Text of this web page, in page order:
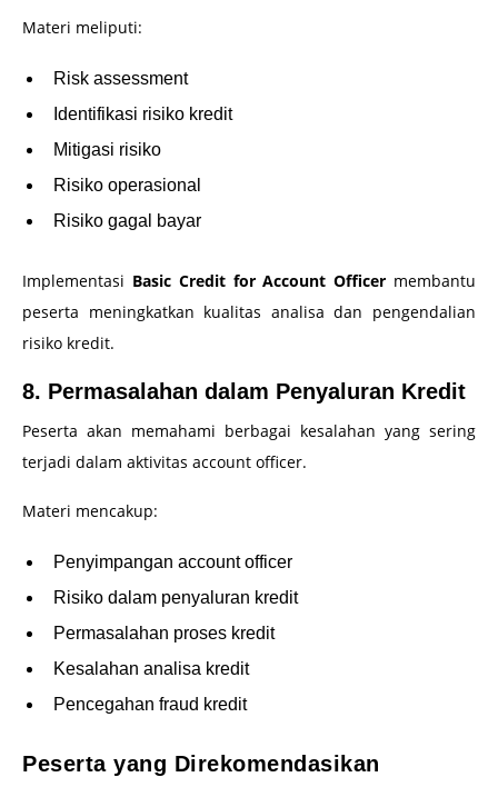
Materi meliputi:
Risk assessment
Identifikasi risiko kredit
Mitigasi risiko
Risiko operasional
Risiko gagal bayar
Implementasi Basic Credit for Account Officer membantu
peserta meningkatkan kualitas analisa dan pengendalian
risiko kredit.
8. Permasalahan dalam Penyaluran Kredit
Peserta akan memahami berbagai kesalahan yang sering
terjadi dalam aktivitas account officer.
Materi mencakup:
Penyimpangan account officer
Risiko dalam penyaluran kredit
Permasalahan proses kredit
Kesalahan analisa kredit
Pencegahan fraud kredit
Peserta yang Direkomendasikan